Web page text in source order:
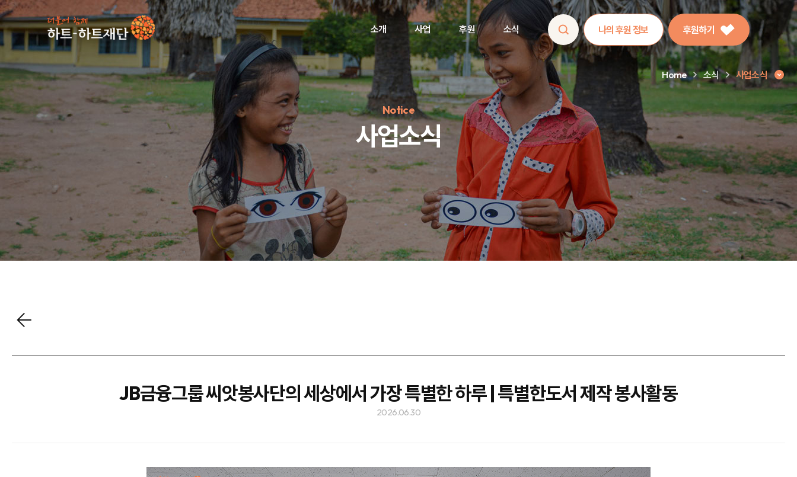
소개 사업 후원 소식 나의 후원 정보 후원하기
인기 키워드 #정기후원 #하트플레이스#캠페인#팬덤후원
Home 소식 사업소식
Notice
사업소식
사업소식
JB금융그룹 씨앗봉사단의 세상에서 가장 특별한 하루 | 특별한도서 제작 봉사활동
2026.06.30